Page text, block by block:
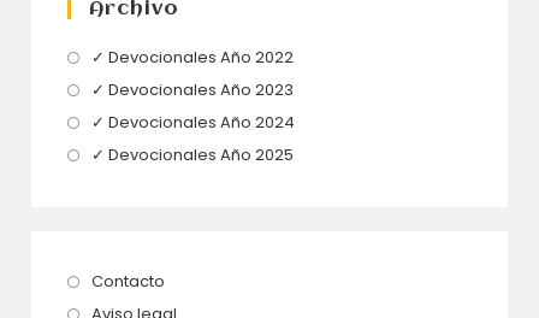
Archivo
✓ Devocionales Año 2022Se
✓ Devocionales Año 2023
abre
✓ Devocionales Año 2024
✓ Devocionales Año 2025
Contacto
abre